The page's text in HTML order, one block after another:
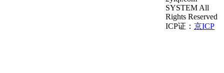
SYSTEM All
Rights Reserved
ICP证：京ICP